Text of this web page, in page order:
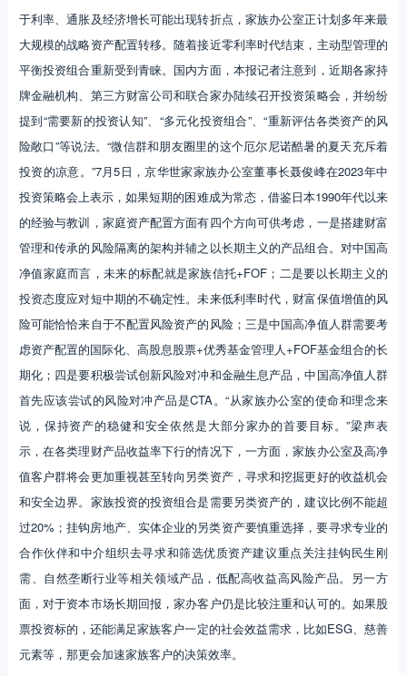
于利率、通胀及经济增长可能出现转折点，家族办公室正计划多年来最
大规模的战略资产配置转移。随着接近零利率时代结束，主动型管理的
平衡投资组合重新受到青睐。国内方面，本报记者注意到，近期各家持
牌金融机构、第三方财富公司和联合家办陆续召开投资策略会，并纷纷
提到“需要新的投资认知”、“多元化投资组合”、“重新评估各类资产的风
险敞口”等说法。“微信群和朋友圈里的这个厄尔尼诺酷暑的夏天充斥着
投资的凉意。”7月5日，京华世家家族办公室董事长聂俊峰在2023年中
投资策略会上表示，如果短期的困难成为常态，借鉴日本1990年代以来
的经验与教训，家庭资产配置方面有四个方向可供考虑，一是搭建财富
管理和传承的风险隔离的架构并辅之以长期主义的产品组合。对中国高
净值家庭而言，未来的标配就是家族信托+FOF；二是要以长期主义的
投资态度应对短中期的不确定性。未来低利率时代，财富保值增值的风
险可能恰恰来自于不配置风险资产的风险；三是中国高净值人群需要考
虑资产配置的国际化、高股息股票+优秀基金管理人+FOF基金组合的长
期化；四是要积极尝试创新风险对冲和金融生息产品，中国高净值人群
首先应该尝试的风险对冲产品是CTA。“从家族办公室的使命和理念来
说，保持资产的稳健和安全依然是大部分家办的首要目标。”梁声表
示，在各类理财产品收益率下行的情况下，一方面，家族办公室及高净
值客户群将会更加重视甚至转向另类资产，寻求和挖掘更好的收益机会
和安全边界。家族投资的投资组合是需要另类资产的，建议比例不能超
过20%；挂钩房地产、实体企业的另类资产要慎重选择，要寻求专业的
合作伙伴和中介组织去寻求和筛选优质资产建议重点关注挂钩民生刚
需、自然垄断行业等相关领域产品，低配高收益高风险产品。另一方
面，对于资本市场长期回报，家办客户仍是比较注重和认可的。如果股
票投资标的，还能满足家族客户一定的社会效益需求，比如ESG、慈善
元素等，那更会加速家族客户的决策效率。